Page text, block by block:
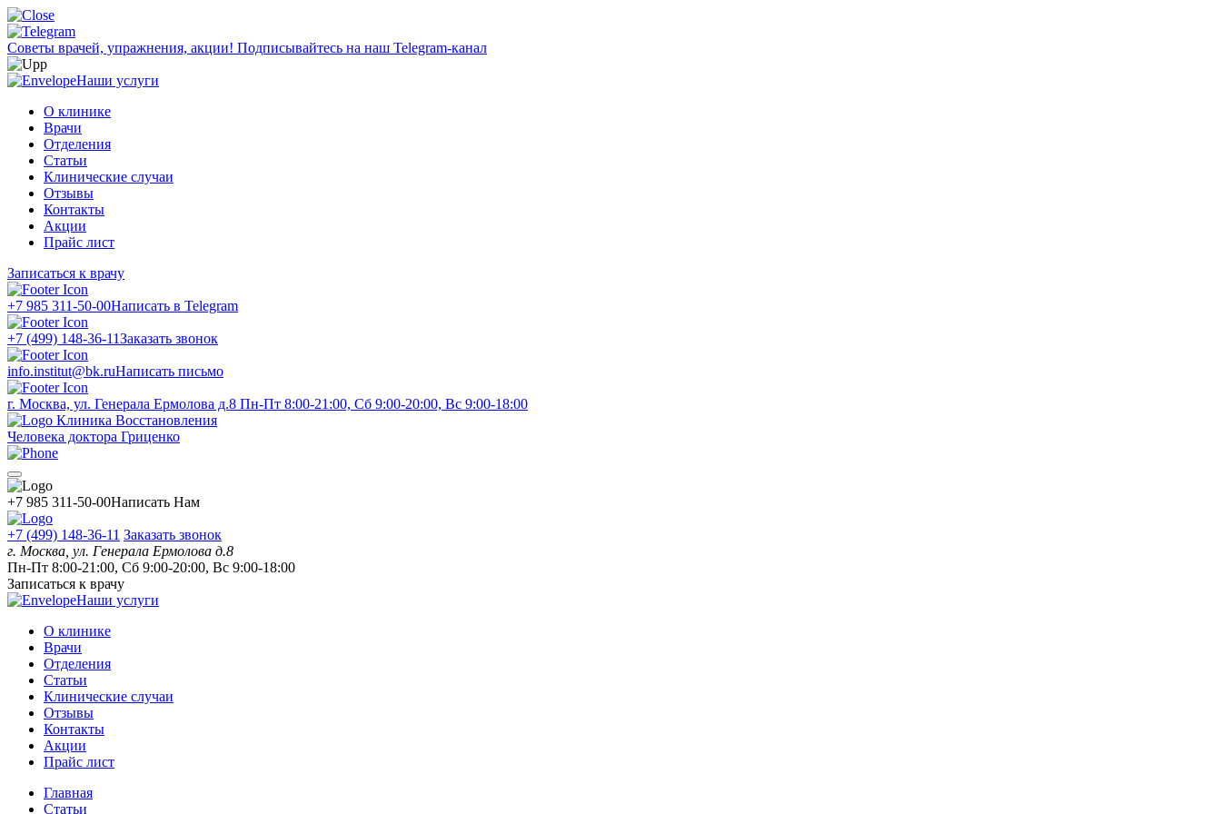
Советы врачей, упражнения, акции! Подписывайтесь на наш Telegram-канал
Наши услуги
О клинике
Врачи
Отделения
Статьи
Клинические случаи
Отзывы
Контакты
Акции
Прайс лист
Записаться к врачу
+7 985 311-50-00Написать в Telegram
+7 (499) 148-36-11Заказать звонок
info.institut@bk.ruНаписать письмо
г. Москва, ул. Генерала Ермолова д.8 Пн-Пт 8:00-21:00, Сб 9:00-20:00, Вс 9:00-18:00
Клиника Восстановления
Человека доктора Гриценко
+7 985 311-50-00Написать Нам
+7 (499) 148-36-11 Заказать звонок
г. Москва, ул. Генерала Ермолова д.8
Пн-Пт 8:00-21:00, Сб 9:00-20:00, Вс 9:00-18:00
Записаться к врачу
Наши услуги
О клинике
Врачи
Отделения
Статьи
Клинические случаи
Отзывы
Контакты
Акции
Прайс лист
Главная
Статьи